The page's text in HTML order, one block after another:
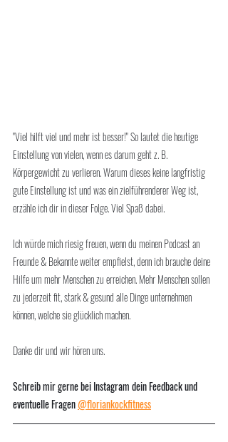
"Viel hilft viel und mehr ist besser!" So lautet die heutige
Einstellung von vielen, wenn es darum geht z. B.
Körpergewicht zu verlieren. Warum dieses keine langfristig
gute Einstellung ist und was ein zielführenderer Weg ist,
erzähle ich dir in dieser Folge. Viel Spaß dabei.
Ich würde mich riesig freuen, wenn du meinen Podcast an
Freunde & Bekannte weiter empfielst, denn ich brauche deine
Hilfe um mehr Menschen zu erreichen. Mehr Menschen sollen
zu jederzeit fit, stark & gesund alle Dinge unternehmen
können, welche sie glücklich machen.
Danke dir und wir hören uns.
Schreib mir gerne bei Instagram dein Feedback und
eventuelle Fragen @floriankockfitness